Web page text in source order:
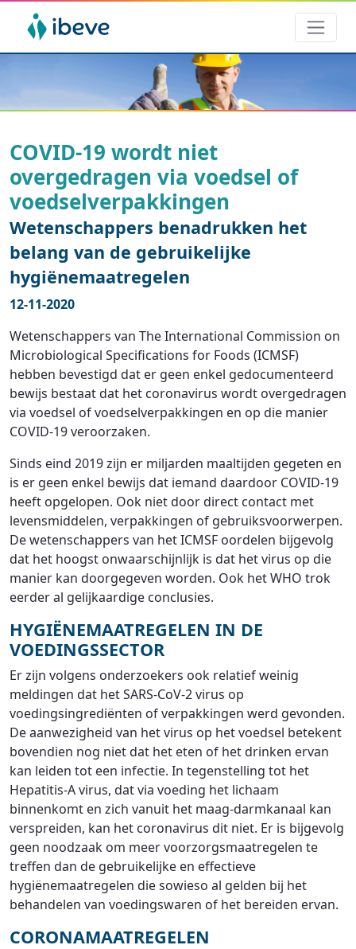
COVID-19 wordt niet
overgedragen via voedsel of
voedselverpakkingen
Wetenschappers benadrukken het
belang van de gebruikelijke
hygiënemaatregelen
12-11-2020
Wetenschappers van The International Commission on
Microbiological Specifications for Foods (ICMSF)
hebben bevestigd dat er geen enkel gedocumenteerd
bewijs bestaat dat het coronavirus wordt overgedragen
via voedsel of voedselverpakkingen en op die manier
COVID-19 veroorzaken.
Sinds eind 2019 zijn er miljarden maaltijden gegeten en
is er geen enkel bewijs dat iemand daardoor COVID-19
heeft opgelopen. Ook niet door direct contact met
levensmiddelen, verpakkingen of gebruiksvoorwerpen.
De wetenschappers van het ICMSF oordelen bijgevolg
dat het hoogst onwaarschijnlijk is dat het virus op die
manier kan doorgegeven worden. Ook het WHO trok
eerder al gelijkaardige conclusies.
HYGIËNEMAATREGELEN IN DE
VOEDINGSSECTOR
Er zijn volgens onderzoekers ook relatief weinig
meldingen dat het SARS-CoV-2 virus op
voedingsingrediënten of verpakkingen werd gevonden.
De aanwezigheid van het virus op het voedsel betekent
bovendien nog niet dat het eten of het drinken ervan
kan leiden tot een infectie. In tegenstelling tot het
Hepatitis-A virus, dat via voeding het lichaam
binnenkomt en zich vanuit het maag-darmkanaal kan
verspreiden, kan het coronavirus dit niet. Er is bijgevolg
geen noodzaak om meer voorzorgsmaatregelen te
treffen dan de gebruikelijke en effectieve
hygiënemaatregelen die sowieso al gelden bij het
behandelen van voedingswaren of het bereiden ervan.
CORONAMAATREGELEN